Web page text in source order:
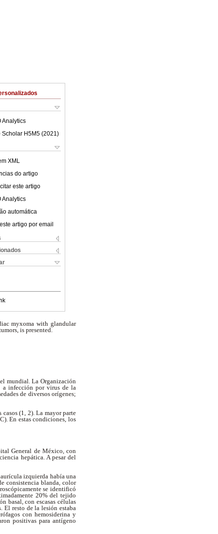
Analytics
Scholar H5M5 (2021 )
XML
do artigo
este artigo
Analytics
automática
artigo por email
myxoma with glandular
is presented.
mundial. La Organización
a infección por virus de la
de diversos orígenes;
(1, 2). La mayor parte
En estas condiciones, los
General de México, con
hepática. A pesar del
izquierda había una
consistencia blanda, color
se identificó
20% del tejido
basal, con escasas células
El resto de la lesión estaba
con hemosiderina y
positivas para antígeno